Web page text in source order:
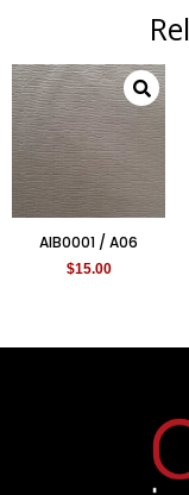
AIB0001 / A06
$15.00